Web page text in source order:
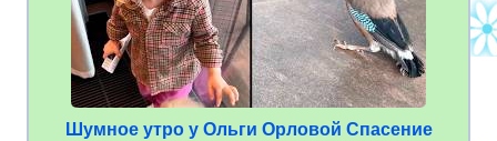
Шумное утро у Ольги Орловой Спасение